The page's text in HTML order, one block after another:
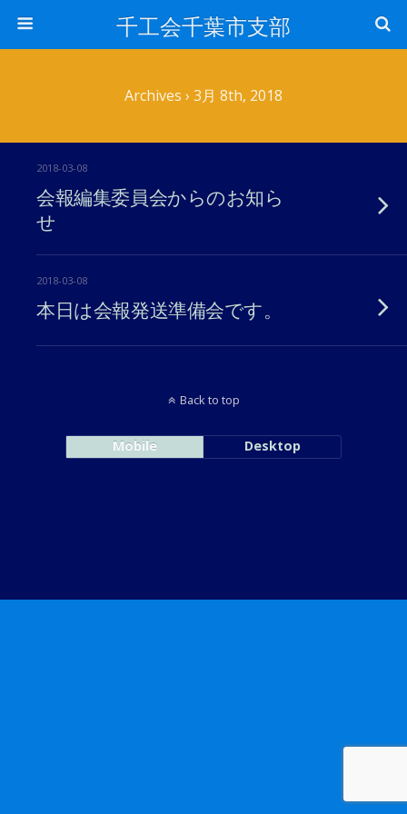
千工会千葉市支部
Archives › 3月 8th, 2018
2018-03-08
会報編集委員会からのお知ら
せ
2018-03-08
本日は会報発送準備会です。
Back to top
Mobile Desktop